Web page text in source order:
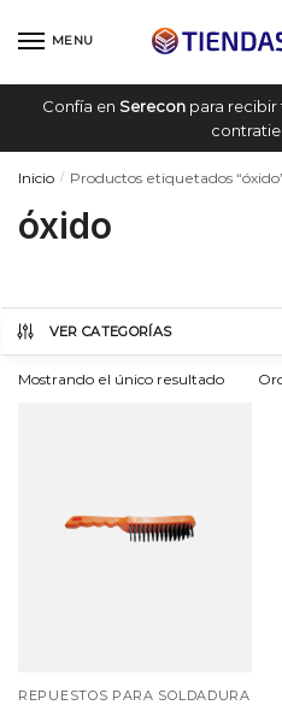
MENU
Confía en Sereconpara recibir
Inicio / Productos etiquetados
óxido
VER CATEGORÍAS
Mostrando el único resultado
REPUESTOS PARA SOLDADURA